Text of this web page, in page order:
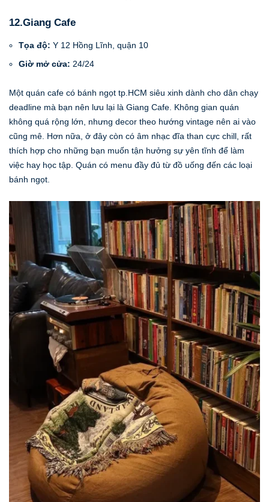
12.Giang Cafe
Tọa độ: Y 12 Hồng Lĩnh, quận 10
Giờ mở cửa: 24/24
Một quán cafe có bánh ngọt tp.HCM siêu xinh dành cho dân chạy
deadline mà bạn nên lưu lại là Giang Cafe. Không gian quán
không quá rộng lớn, nhưng decor theo hướng vintage nên ai vào
cũng mê. Hơn nữa, ở đây còn có âm nhạc đĩa than cực chill, rất
thích hợp cho những bạn muốn tận hưởng sự yên tĩnh để làm
việc hay học tập. Quán có menu đầy đủ từ đồ uống đến các loại
bánh ngọt.